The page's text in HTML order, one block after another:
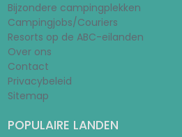
Bijzondere campingplekken
Campingjobs/Couriers
Resorts op de ABC-eilanden
Over ons
Contact
Privacybeleid
Sitemap
POPULAIRE LANDEN